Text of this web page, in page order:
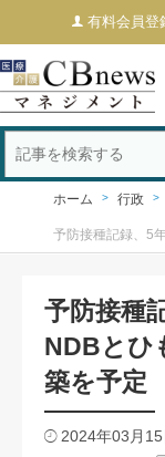
有料会員登
ホーム 行政
予防接種記録、5
予防接種
NDBとひ
築を予定
2024年03月